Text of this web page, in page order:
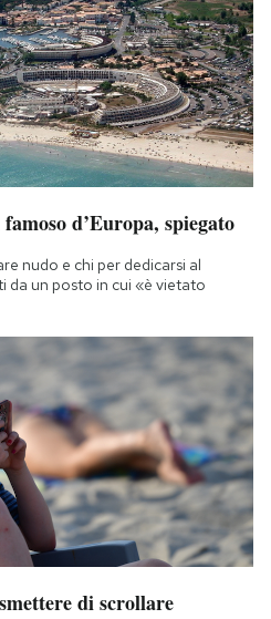
d’Europa, spiegato
nudo e chi per dedicarsi al
un posto in cui «è vietato
di scrollare